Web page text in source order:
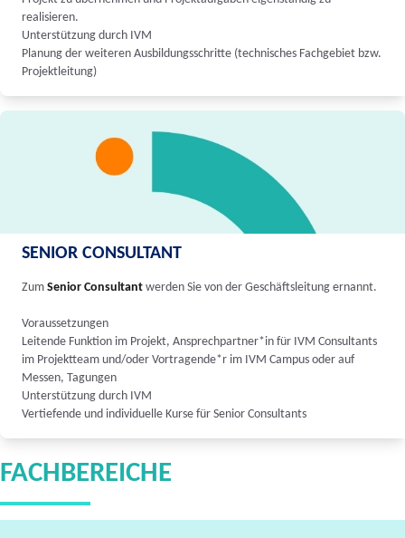
realisieren.
Unterstützung durch IVM
Planung der weiteren Ausbildungsschritte (technisches Fachgebiet bzw.
Projektleitung)
SENIOR CONSULTANT
Zum Senior Consultant werden Sie von der Geschäftsleitung ernannt.
Voraussetzungen
Leitende Funktion im Projekt, Ansprechpartner*in für IVM Consultants
im Projektteam und/oder Vortragende*r im IVM Campus oder auf
Messen, Tagungen
Unterstützung durch IVM
Vertiefende und individuelle Kurse für Senior Consultants
FACHBEREICHE